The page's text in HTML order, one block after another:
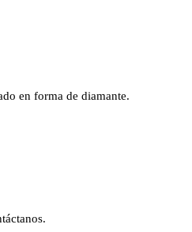
en forma de diamante.